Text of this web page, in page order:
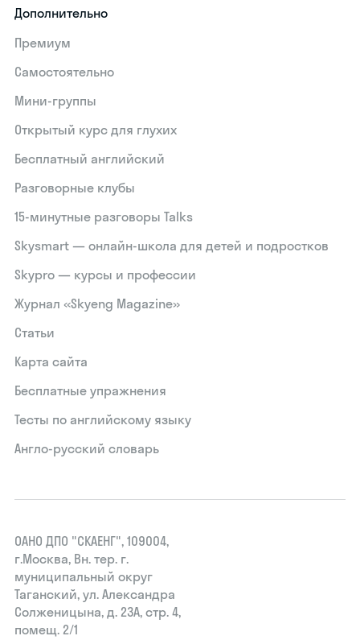
Дополнительно
Премиум
Самостоятельно
Мини-группы
Открытый курс для глухих
Бесплатный английский
Разговорные клубы
15‑минутные разговоры Talks
Skysmart — онлайн-школа для детей и подростков
Skypro — курсы и профессии
Журнал «Skyeng Magazine»
Статьи
Карта сайта
Бесплатные упражнения
Тесты по английскому языку
Англо-русский словарь
ОАНО ДПО "СКАЕНГ", 109004,
г.Москва, Вн. тер. г.
муниципальный округ
Таганский, ул. Александра
Солженицына, д. 23А, стр. 4,
помещ. 2/1